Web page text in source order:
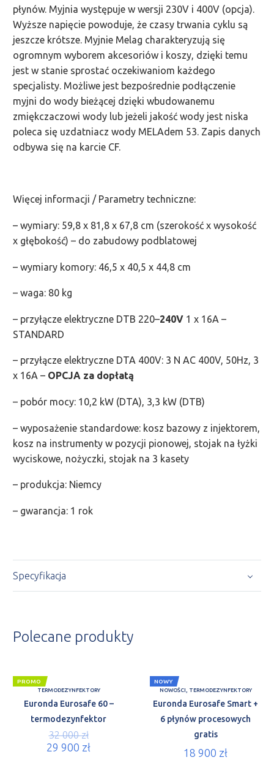
płynów. Myjnia występuje w wersji 230V i 400V (opcja).
Wyższe napięcie powoduje, że czasy trwania cyklu są
jeszcze krótsze. Myjnie Melag charakteryzują się
ogromnym wyborem akcesoriów i koszy, dzięki temu
jest w stanie sprostać oczekiwaniom każdego
specjalisty. Możliwe jest bezpośrednie podłączenie
myjni do wody bieżącej dzięki wbudowanemu
zmiękczaczowi wody lub jeżeli jakość wody jest niska
poleca się uzdatniacz wody MELAdem 53. Zapis danych
odbywa się na karcie CF.
Więcej informacji / Parametry techniczne:
– wymiary: 59,8 x 81,8 x 67,8 cm (szerokość x wysokość
x głębokość) – do zabudowy podblatowej
– wymiary komory: 46,5 x 40,5 x 44,8 cm
– waga: 80 kg
– przyłącze elektryczne DTB 220–240V 1 x 16A –
STANDARD
– przyłącze elektryczne DTA 400V: 3 N AC 400V, 50Hz, 3
x 16A – OPCJA za dopłatą
– pobór mocy: 10,2 kW (DTA), 3,3 kW (DTB)
– wyposażenie standardowe: kosz bazowy z injektorem,
kosz na instrumenty w pozycji pionowej, stojak na łyżki
wyciskowe, nożyczki, stojak na 3 kasety
– produkcja: Niemcy
– gwarancja: 1 rok
Specyfikacja
Polecane produkty
PROMO
TERMODEZYNFEKTORY
Euronda Eurosafe 60 –
termodezynfektor
32 000zł
29 900 zł
NOWY
NOWOŚCI, TERMODEZYNFEKTORY
Euronda Eurosafe Smart +
6 płynów procesowych
gratis
18 900 zł